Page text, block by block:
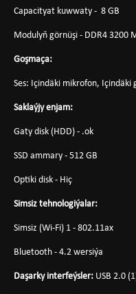
Capacityat kuwwaty - 8 GB
Modulyň görnüşi - DDR4 3200
Goşmaça:
Ses: Içindäki mikrofon, Içindäki
Saklaýjy enjam:
Gaty disk (HDD) - .ok
SSD ammary - 512 GB
Optiki disk - Hiç
Simsiz tehnologiýalar:
Simsiz (Wi-Fi) 1 - 802.11ax
Bluetooth - 4.2 wersiýa
Daşarky interfeýsler: USB 2.0